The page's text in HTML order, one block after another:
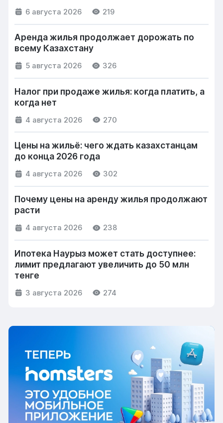
6 августа 2026 219
Аренда жилья продолжает дорожать по
всему Казахстану
5 августа 2026 326
Налог при продаже жилья: когда платить, а
когда нет
4 августа 2026 270
Цены на жильё: чего ждать казахстанцам
до конца 2026 года
4 августа 2026 302
Почему цены на аренду жилья продолжают
расти
4 августа 2026 238
Ипотека Наурыз может стать доступнее:
лимит предлагают увеличить до 50 млн
тенге
3 августа 2026 274